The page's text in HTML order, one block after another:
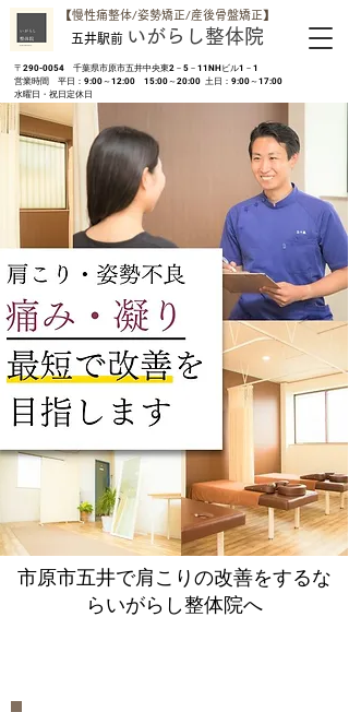
​【慢性痛整体/姿勢矯正/産後骨盤矯正】
五井駅前 いがらし整体院
​〒290-0054 千葉県市原市五井中央東2－5－11NHビル1－1
営業時間 平日：9:00～12:00 15:00～20:00 土日：9:00～17:00
​水曜日・祝日定休日
​市原市五井で肩こりの改善をするな
らいがらし整体院へ